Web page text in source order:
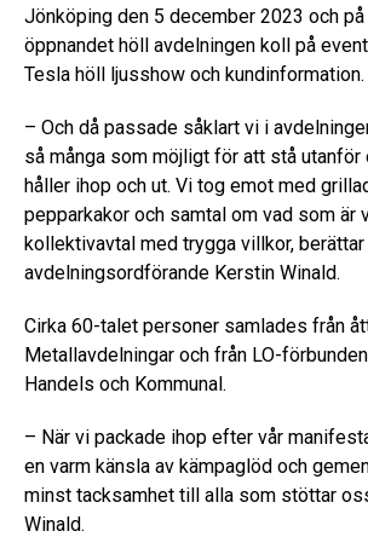
Jönköping den 5 december 2023 och
öppnandet höll avdelningen koll på
Tesla höll ljusshow och kundinformation.
– Och då passade såklart vi i
så många som möjligt för att stå utanför
håller ihop och ut. Vi tog emot med
pepparkakor och samtal om vad som
kollektivavtal med trygga villkor, berättar
avdelningsordförande Kerstin Winald.
Cirka 60-talet personer samlades från
Metallavdelningar och från LO-
Handels och Kommunal.
– När vi packade ihop efter vår
en varm känsla av kämpaglöd och
minst tacksamhet till alla som stöttar
Winald.